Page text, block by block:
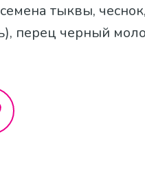
тыквы,
перец черный